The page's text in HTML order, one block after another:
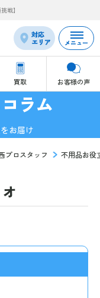
戦】
対応
エリア
買取 お客様の声
メニュー
ラム
お届け
プロスタッフ 不用品お役